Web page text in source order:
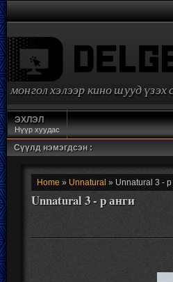
монгол хэлээр кино шууд үзэх
ЭХЛЭЛ
Нүүр хуудас
Сүүлд нэмэгдсэн :
Home » Unnatural » Unnatural 3 - р
Unnatural 3 - р анги